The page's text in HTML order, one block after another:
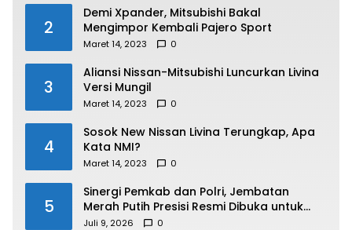
2
Demi Xpander, Mitsubishi Bakal
Mengimpor Kembali Pajero Sport
Maret 14, 2023 0
3
Aliansi Nissan-Mitsubishi Luncurkan Livina
Versi Mungil
Maret 14, 2023 0
4
Sosok New Nissan Livina Terungkap, Apa
Kata NMI?
Maret 14, 2023 0
5
Sinergi Pemkab dan Polri, Jembatan
Merah Putih Presisi Resmi Dibuka untuk
Masyarakat Desa Rangsang
Juli 9, 2026 0